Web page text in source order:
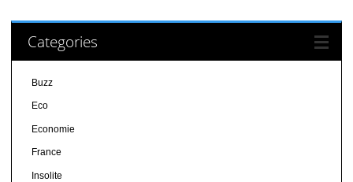
Categories
Buzz
Eco
Economie
France
Insolite